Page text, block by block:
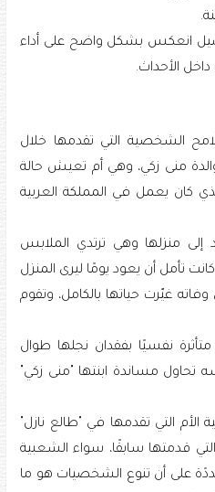
انعكس بشكل واضح على أداء
الأحداث.
الشخصية التي تقدمها خلال
منى زكي، وهي أم تعيش حالة
كان يعمل في المملكة العربية
منزلها وهي ترتدي الملابس
تأمل أن يعود يومًا ليرى المنزل
وفاته غيّرت حياتها بالكامل، وتقوم
نفسيًا بفقدان نجلها طوال
تحاول مساندة ابنتها "منى زكي"
التي تقدمها في "طالع نازل"
قدمتها سابقًا، سواء الشعبية
على أن تنوع الشخصيات هو ما